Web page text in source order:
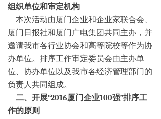
组织单位和审定机构
本次活动由厦门企业和企业家联合会、
厦门日报社和厦门广电集团共同主办，并
邀请我市各行业协会和高等院校等作为协
办单位。排序工作审定委员会由主办单
位、协办单位以及我市各经济管理部门的
负责人共同组成。
二、开展“2016厦门企业100强”排序工
作的原则